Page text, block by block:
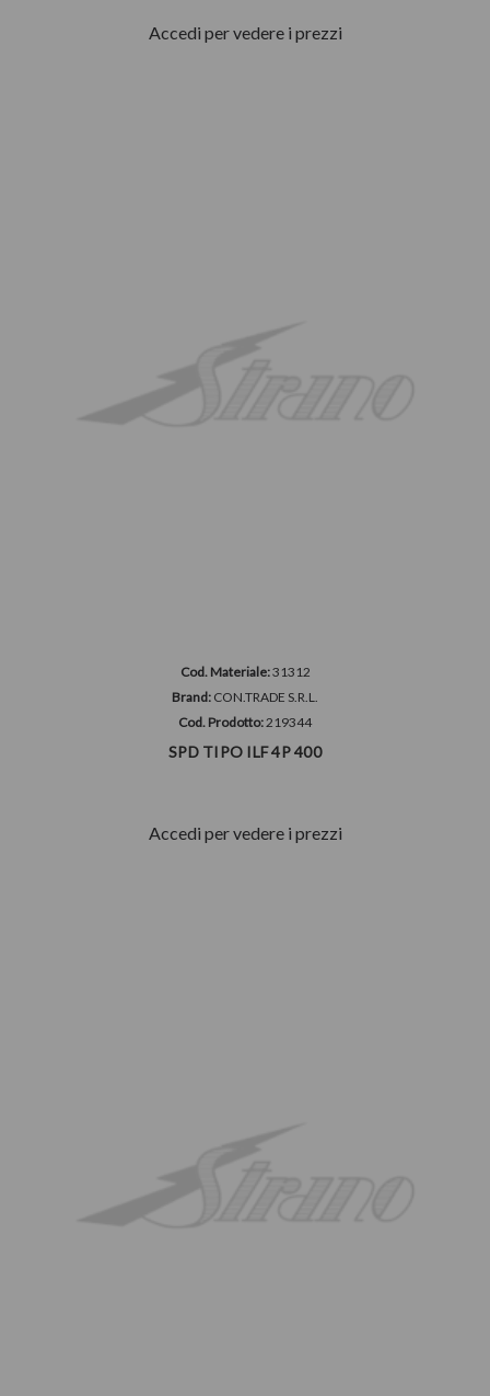
Accedi per vedere i prezzi
Cod. Materiale:31312
Brand: CON.TRADE S.R.L.
Cod. Prodotto:219344
SPD TIPO ILF 4P 400
Accedi per vedere i prezzi